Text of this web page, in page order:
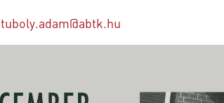
tuboly.adam@abtk.hu